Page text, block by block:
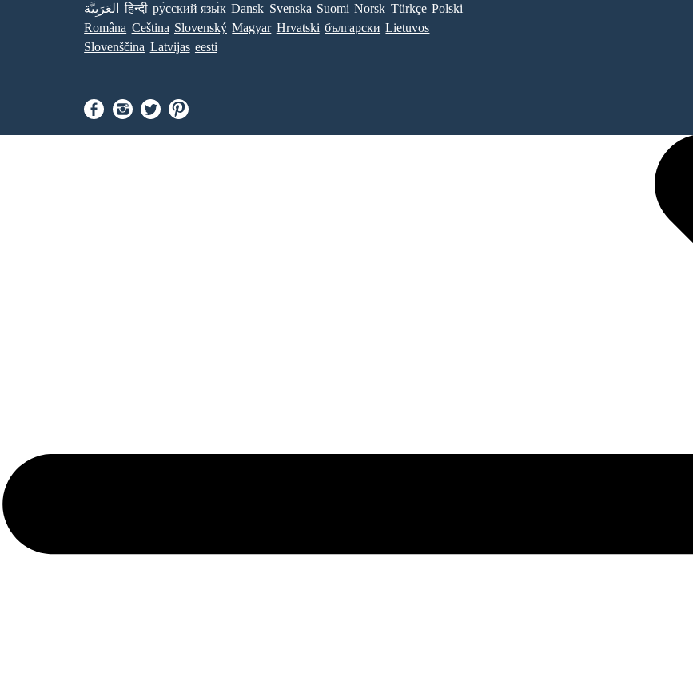
العَرَبِيَّة
हिन्दी ру́сский язы́к Dansk Svenska Suomi Norsk Türkçe Polski
Româna Ceština Slovenský Magyar Hrvatski български Lietuvos
Slovenščina Latvijas eesti